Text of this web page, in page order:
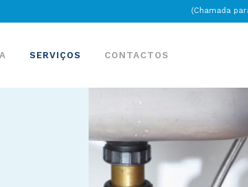
(Chamada
SERVIÇOS CONTACTOS